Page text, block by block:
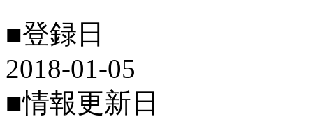
■登録日
2018-01-05
■情報更新日